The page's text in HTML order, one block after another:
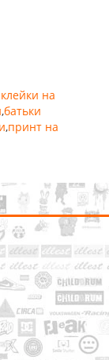
на
,батьки
,принт на